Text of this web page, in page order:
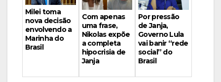
Milei toma
nova decisão
envolvendo a
Marinha do
Brasil
Com apenas
uma frase,
Nikolas expõe
a completa
hipocrisia de
Janja
Por pressão
de Janja,
Governo Lula
vai banir “rede
social” do
Brasil